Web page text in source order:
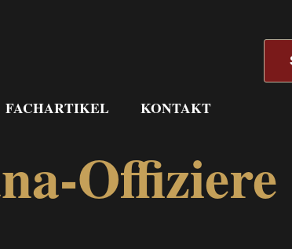
FACHARTIKEL KONTAKT
Offiziere